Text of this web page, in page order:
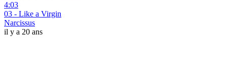
4:03
03 - Like a Virgin
Narcissus
il y a 20 ans